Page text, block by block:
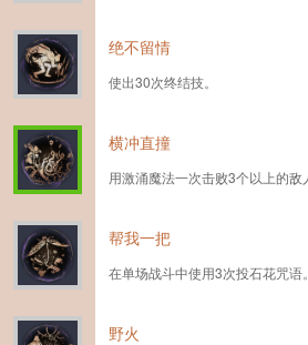
绝不留情
使出30次终结技。
横冲直撞
用激涌魔法一次击败3个以上的敌
帮我一把
在单场战斗中使用3次投石花咒语。
野火